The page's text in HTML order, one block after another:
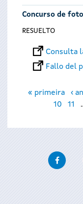
Concurso de
RESUELTO
Consulta
Fallo del
Páginas
« primeira ‹
10
11